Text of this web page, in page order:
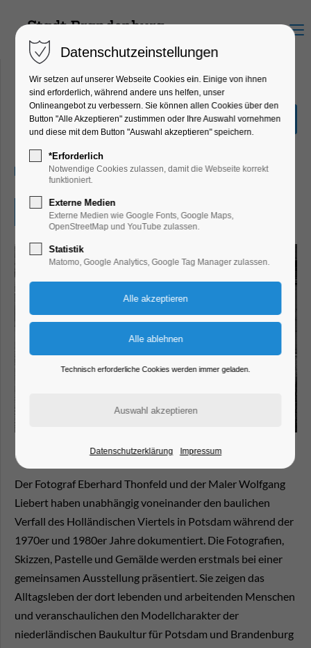
Menu
"Das Holländische Viertel"
Ausstellung
20.11.2025, 10:00–16:00
Eintritt frei
Der Fotograf Eberhard Thonfeld und der Maler Wolfgang
Liebert haben unabhängig voneinander den baulichen
Verfall des Holländischen Viertels in Potsdam während der
1970er und 1980er Jahre dokumentiert. Die Fotografien,
Skizzen, Pastelle und Gemälde werden erstmals bei einer
gemeinsamen Ausstellung präsentiert. Sie zeigen das
Alltagsleben der dort lebenden und arbeitenden Menschen
und veranschaulichen den Modellcharakter der
niederländischen Baukultur für Potsdam und Brandenburg
Datenschutzeinstellungen
Wir setzen auf unserer Webseite Cookies ein. Einige von ihnen
sind erforderlich, während andere uns helfen, unser
Onlineangebot zu verbessern. Sie können allen Cookies über den
Button "Alle Akzeptieren" zustimmen oder Ihre Auswahl vornehmen
und diese mit dem Button "Auswahl akzeptieren" speichern.
*Erforderlich
Notwendige Cookies zulassen, damit die Webseite korrekt
funktioniert.
Externe Medien
Externe Medien wie Google Fonts, Google Maps,
OpenStreetMap und YouTube zulassen.
Statistik
Matomo, Google Analytics, Google Tag Manager zulassen.
Technisch erforderliche Cookies werden immer geladen.
Datenschutzerklärung Impressum